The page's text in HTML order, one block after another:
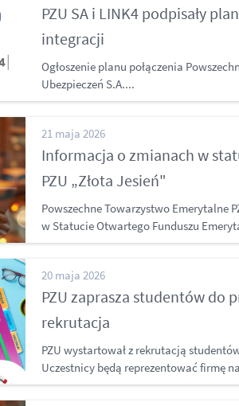
PZU SA i LINK4 podpisały
integracji
Ogłoszenie planu połączenia
Ubezpieczeń S.A....
21 maja 2026
Informacja o zmianach w
PZU „Złota Jesień"
Powszechne Towarzystwo Emerytalne
w Statucie Otwartego Funduszu
20 maja 2026
PZU zaprasza studentów do
rekrutacja
PZU wystartował z rekrutacją
Uczestnicy będą reprezentować firmę